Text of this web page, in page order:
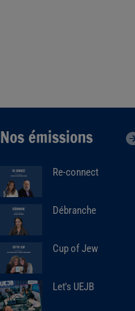
Nos émissions
Re-connect
Débranche
Cup of Jew
Let's UEJB